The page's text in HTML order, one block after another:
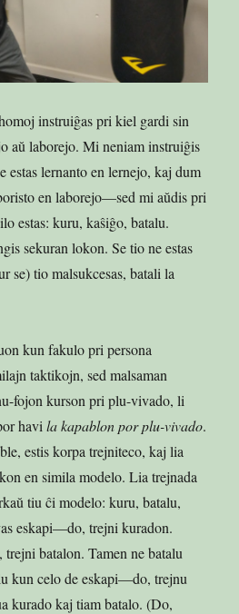
instruiĝas pri kiel gardi sin
aŭ laborejo. Mi neniam instruiĝis
lernanto en lernejo, kaj dum
en laborejo—sed mi aŭdis pri
estas: kuru, kaŝiĝo, batalu.
sekuran lokon. Se tio ne estas
se) tio malsukcesas, batali la
kun fakulo pri persona
taktikojn, sed malsaman
fojon kurson pri plu-vivado, li
havila kapablon por plu-vivado.
estis korpa trejniteco, kaj lia
en simila modelo. Lia trejnada
tiu ĉi modelo: kuru, batalu,
eskapi—do, trejni kuradon.
batalon. Tamen ne batalu
kun celo de eskapi—do, trejnu
kurado kaj tiam batalo. (Do,